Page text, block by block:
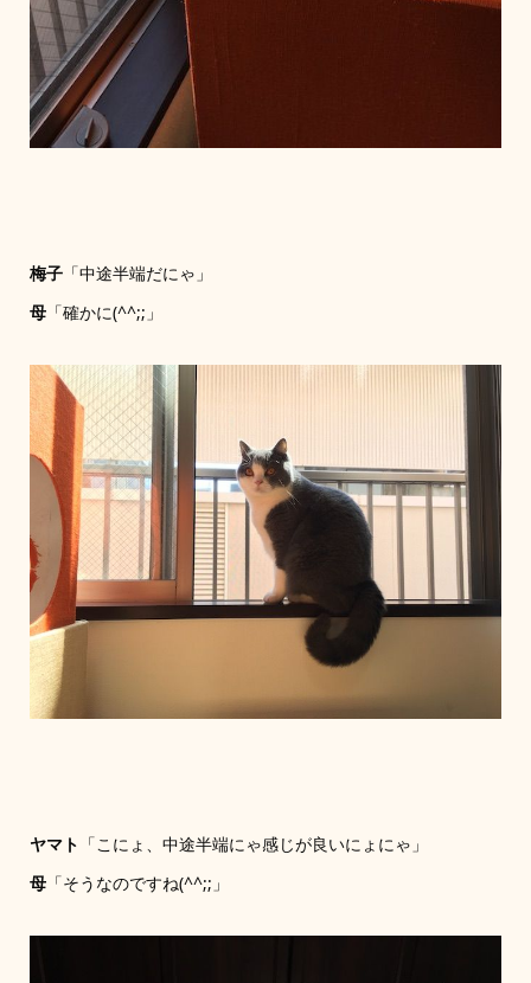
梅子「中途半端だにゃ」
母「確かに(^^;;」
ヤマト 「こにょ、中途半端にゃ感じが良いにょにゃ」
母「そうなのですね(^^;;」